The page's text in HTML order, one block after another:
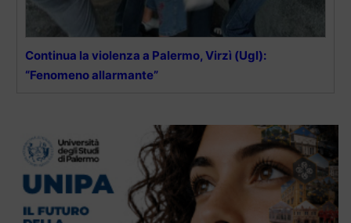
Continua la violenza a Palermo, Virzì (Ugl):
“Fenomeno allarmante”